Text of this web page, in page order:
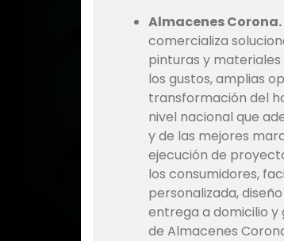
Almacenes Corona.
comercializa
pinturas y
los gustos, amplias
transformación del
nivel nacional que
y de las mejores
ejecución de
los consumidores,
personalizada,
entrega a domicilio
de Almacenes